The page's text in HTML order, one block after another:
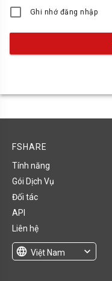
Ghi nhớ đăng nhập
FSHARE
Tính năng
Gói Dịch Vụ
Đối tác
API
Liên hệ
language Việt Nam
expand_more